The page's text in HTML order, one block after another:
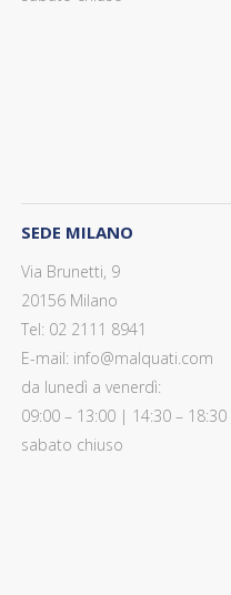
SEDE MILANO
Via Brunetti, 9
20156 Milano
Tel: 02 2111 8941
E-mail: info@malquati.com
da lunedì a venerdì:
09:00 – 13:00 | 14:30 – 18:30
sabato chiuso